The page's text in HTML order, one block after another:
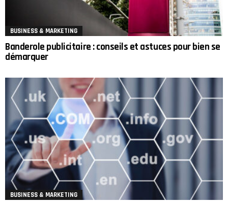
BUSINESS & MARKETING
Banderole publicitaire : conseils et astuces pour bien se
démarquer
BUSINESS & MARKETING